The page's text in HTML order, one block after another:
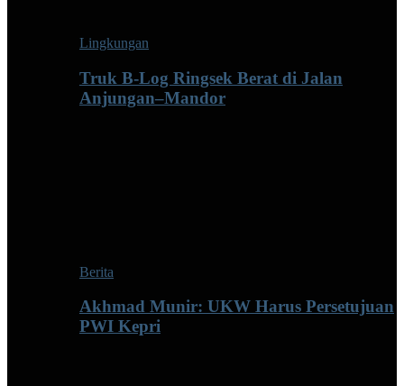
Lingkungan
Truk B-Log Ringsek Berat di Jalan
Anjungan–Mandor
Berita
Akhmad Munir: UKW Harus Persetujuan
PWI Kepri